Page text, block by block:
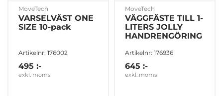
MoveTech
VARSELVÄST ONE
SIZE 10-pack
Artikelnr: 176002
495 :-
exkl. moms
MoveTech
VÄGGFÄSTE TILL 1-
LITERS JOLLY
HANDRENGÖRING
Artikelnr: 176936
645 :-
exkl. moms